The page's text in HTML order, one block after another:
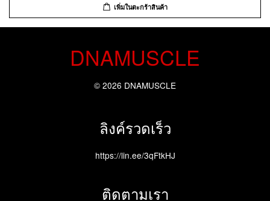
เพิ่มในตะกร้าสินค้า
DNAMUSCLE
© 2026 DNAMUSCLE
ลิงค์รวดเร็ว
https://lin.ee/3qFtkHJ
ติดตามเรา